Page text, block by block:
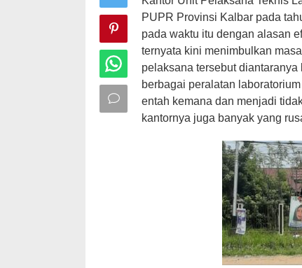
PUPR Provinsi Kalbar pada
pada waktu itu dengan alasan
ternyata kini menimbulkan
pelaksana tersebut
berbagai peralatan
entah kemana dan menjadi
kantornya juga banyak yang